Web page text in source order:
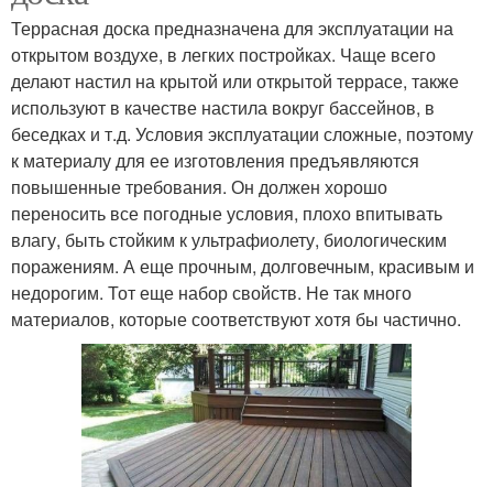
Террасная доска предназначена для эксплуатации на
открытом воздухе, в легких постройках. Чаще всего
делают настил на крытой или открытой террасе, также
используют в качестве настила вокруг бассейнов, в
беседках и т.д. Условия эксплуатации сложные, поэтому
к материалу для ее изготовления предъявляются
повышенные требования. Он должен хорошо
переносить все погодные условия, плохо впитывать
влагу, быть стойким к ультрафиолету, биологическим
поражениям. А еще прочным, долговечным, красивым и
недорогим. Тот еще набор свойств. Не так много
материалов, которые соответствуют хотя бы частично.